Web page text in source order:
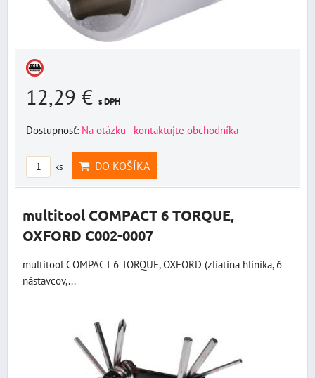
12,29 € s DPH
Dostupnosť: Na otázku - kontaktujte obchodníka
ks DO KOŠÍKA
multitool COMPACT 6 TORQUE,
OXFORD C002-0007
multitool COMPACT 6 TORQUE, OXFORD (zliatina hliníka, 6
nástavcov,...